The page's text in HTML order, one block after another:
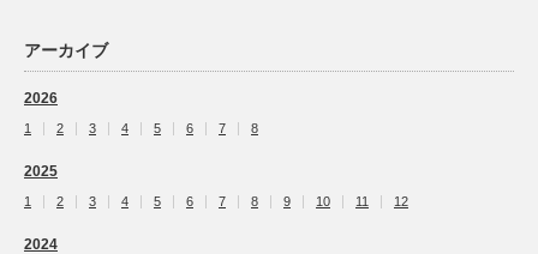
アーカイブ
2026
1 2 3 4 5 6 7 8
2025
1 2 3 4 5 6 7 8 9 10 11 12
2024